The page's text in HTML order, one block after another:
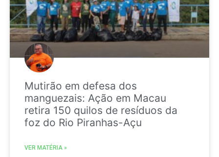
Mutirão em defesa dos
manguezais: Ação em Macau
retira 150 quilos de resíduos da
foz do Rio Piranhas-Açu
VER MATÉRIA »